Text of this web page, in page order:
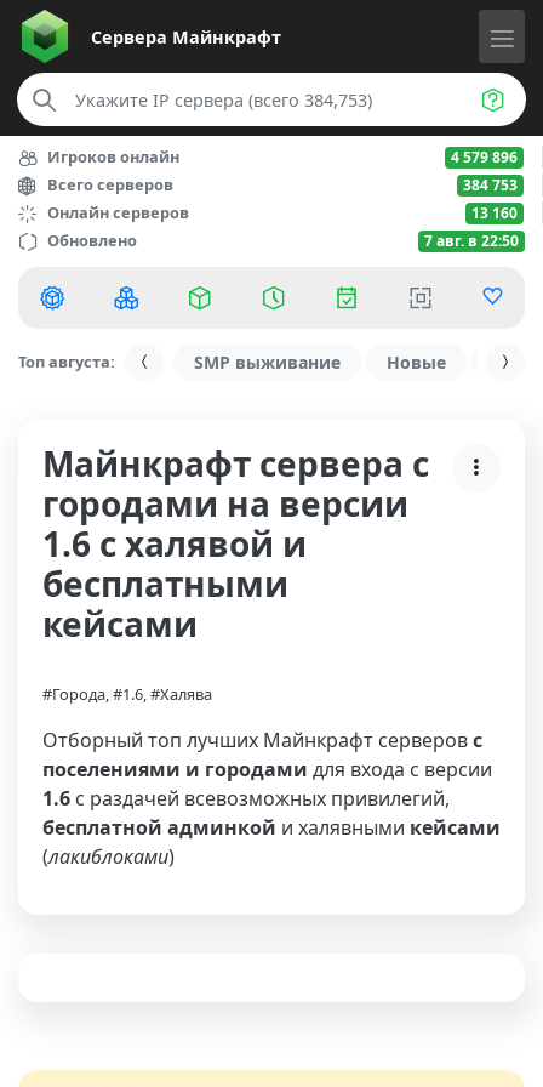
Сервера Майнкрафт
Игроков онлайн 4 579 896
Всего серверов 384 753
Онлайн серверов 13 160
Обновлено 7 авг. в 22:50
Топ августа: SMP выживание Новые С
Майнкрафт сервера с
городами на версии
1.6 с халявой и
бесплатными
кейсами
#Города, #1.6, #Халява
Отборный топ лучших Майнкрафт серверовс
поселениями и городами для входа с версии
1.6 с раздачей всевозможных привилегий,
бесплатной админкой и халявными кейсами
(лакиблоками)